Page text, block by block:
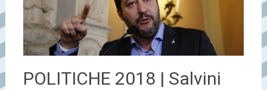
POLITICHE 2018 | Salvini